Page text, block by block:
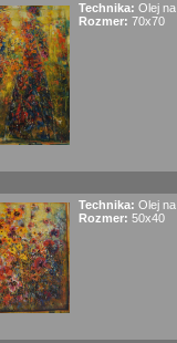
Technika: Olej
Rozmer: 70x70
Technika: Olej
Rozmer: 50x40